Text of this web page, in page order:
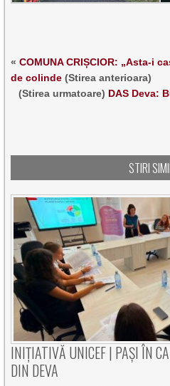
«COMUNA CRIȘCIOR: „Asta-i
de colinde (Stirea anterioara)
(Stirea urmatoare) DAS Deva:
STIRI
INIȚIATIVĂ UNICEF | PAȘI ÎN
DIN DEVA